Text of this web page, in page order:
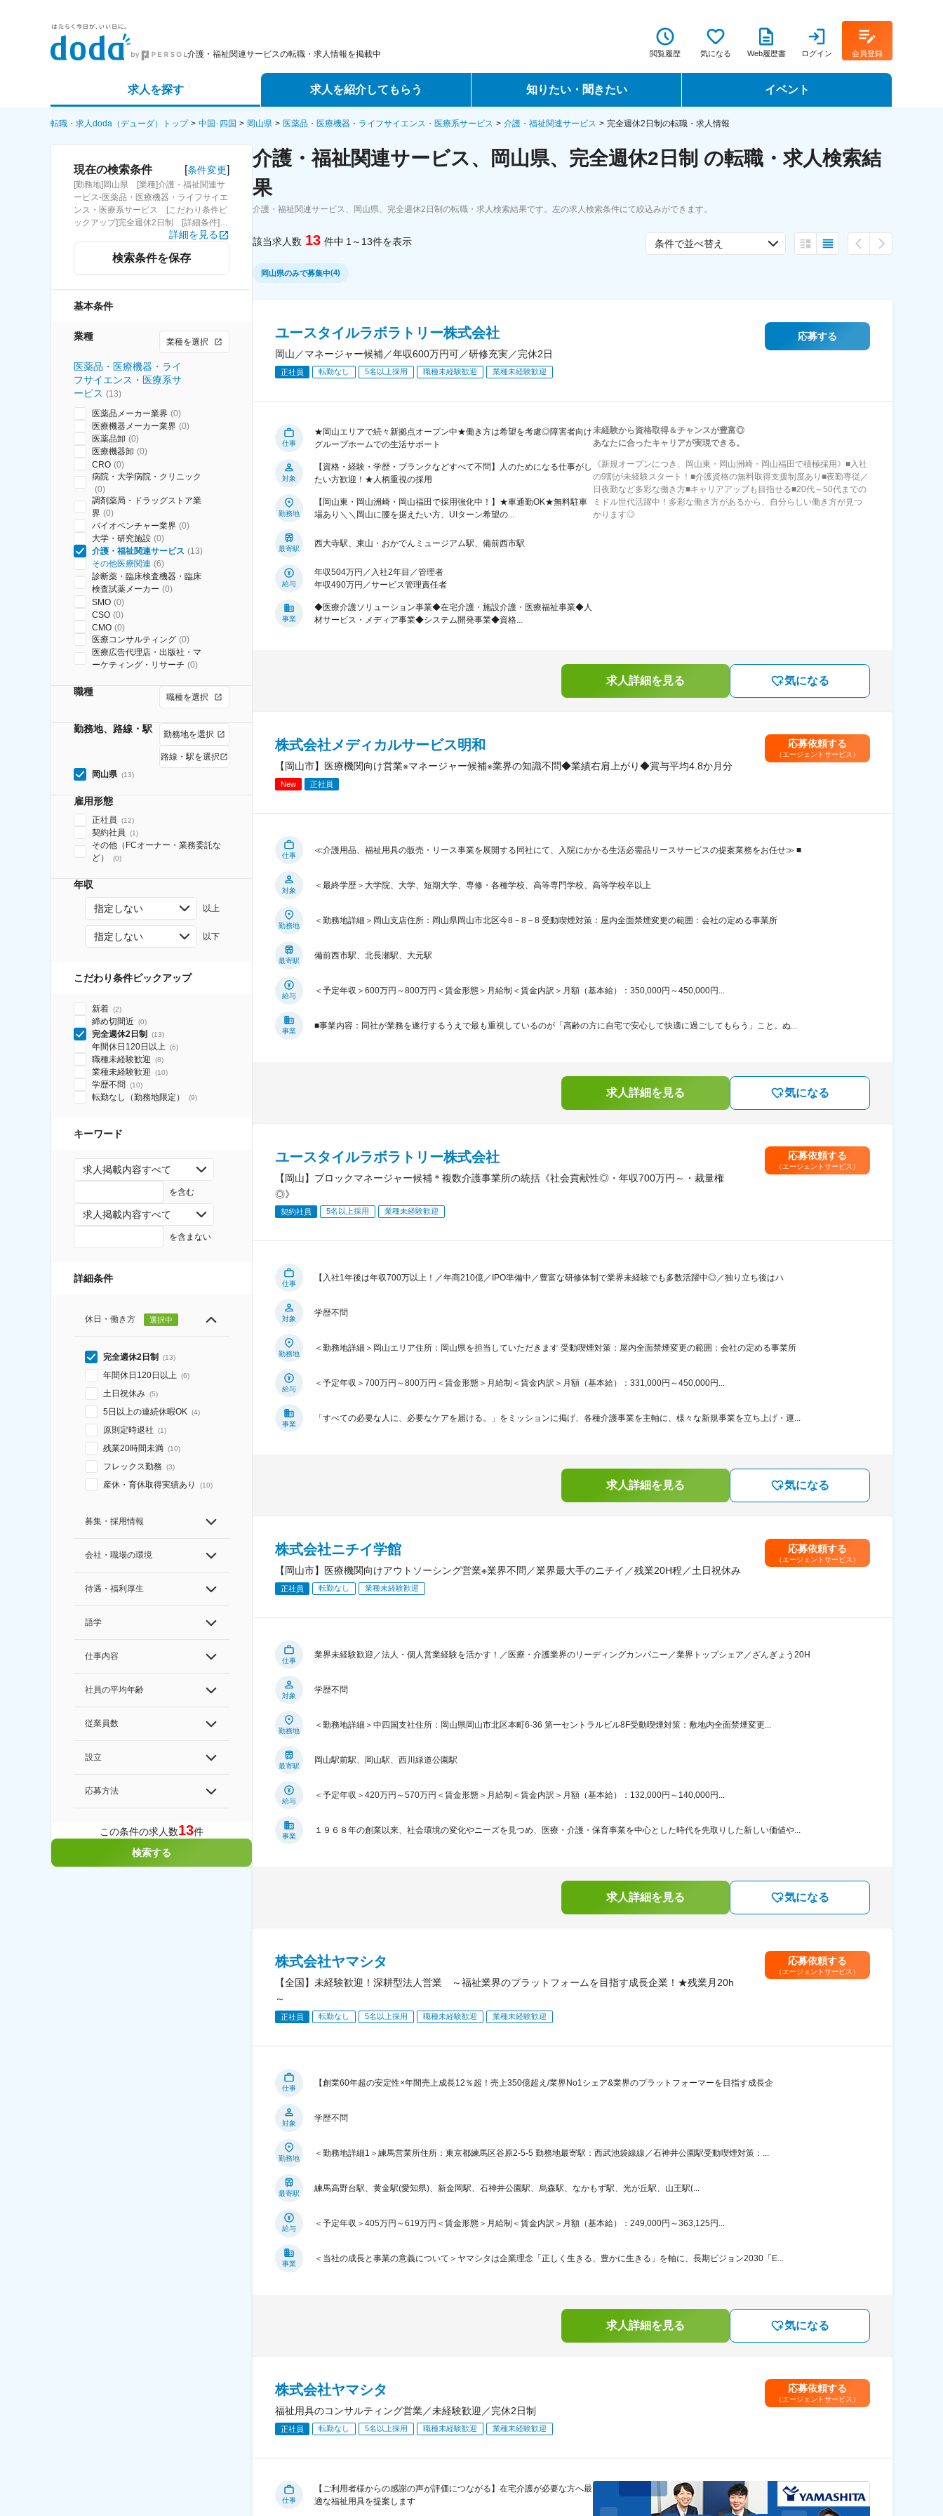
介護・福祉関連サービスの転職・求人情報を掲載中 閲覧履歴 気になる Web履歴書 ログイン 会員登録
求人を探す
詳細条件から探す
求人特集から探す
求人を紹介してもらう
エージェントサービス
スカウトサービス
知りたい・聞きたい
転職ノウハウ
データで見る転職
イベント
転職イベント・転職セミナー
転職フェア
転職・求人doda（デューダ）トップ 中国･四国 岡山県 医薬品・医療機器・ライフサイエンス・医療系サービス 介護・福祉関連サービス 完全週休2日制の転職・求人情報
現在の検索条件 [条件変更]
[勤務地]岡山県 [業種]介護・福祉関連サ
ービス-医薬品・医療機器・ライフサイエ
ンス・医療系サービス [こだわり条件ピ
ックアップ]完全週休2日制 [詳細条件]
(休日・働き方)完全週休2日制詳細を見る
検索条件を保存
基本条件
業種 業種を選択
医薬品・医療機器・ライ
フサイエンス・医療系サ
ービス (13)
医薬品メーカー業界 (0)
医療機器メーカー業界 (0)
医薬品卸 (0)
医療機器卸 (0)
CRO (0)
病院・大学病院・クリニック
(0)
調剤薬局・ドラッグストア業
界 (0)
バイオベンチャー業界 (0)
大学・研究施設 (0)
介護・福祉関連サービス (13)
その他医療関連 (6)
診断薬・臨床検査機器・臨床
検査試薬メーカー (0)
SMO (0)
CSO (0)
CMO (0)
医療コンサルティング (0)
医療広告代理店・出版社・マ
ーケティング・リサーチ (0)
職種 職種を選択
勤務地、路線・駅 勤務地を選択
路線・駅を選択
岡山県 (13)
雇用形態
正社員 (12)
契約社員 (1)
その他（FCオーナー・業務委託な
ど）
(0)
年収
指定しない 以上
指定しない 以下
こだわり条件ピックアップ
新着 (2)
締め切間近 (0)
完全週休2日制 (13)
年間休日120日以上 (6)
職種未経験歓迎 (8)
業種未経験歓迎 (10)
学歴不問 (10)
転勤なし（勤務地限定） (9)
キーワード
求人掲載内容すべて
を含む
求人掲載内容すべて
を含まない
詳細条件
休日・働き方 選択中
完全週休2日制 (13)
年間休日120日以上 (6)
土日祝休み (5)
5日以上の連続休暇OK (4)
原則定時退社 (1)
残業20時間未満 (10)
フレックス勤務 (3)
産休・育休取得実績あり (10)
募集・採用情報
会社・職場の環境
待遇・福利厚生
語学
仕事内容
社員の平均年齢
従業員数
設立
応募方法
この条件の求人数13件
検索する
介護・福祉関連サービス、岡山県、完全週休2日制 の転職・求人検索結
果
介護・福祉関連サービス、岡山県、完全週休2日制の転職・求人検索結果です。左の求人検索条件にて絞込みができます。
該当求人数 13 件中 1～13件を表示 条件で並べ替え
岡山県のみで募集中(4)
ユースタイルラボラトリー株式会社
岡山／マネージャー候補／年収600万円可／研修充実／完休2日
正社員 転勤なし 5名以上採用 職種未経験歓迎 業種未経験歓迎
応募する
仕事
★岡山エリアで続々新拠点オープン中★働き方は希望を考慮◎障害者向け
グループホームでの生活サポート
対象
【資格・経験・学歴・ブランクなどすべて不問】人のためになる仕事がし
たい方歓迎！★人柄重視の採用
勤務地
【岡山東・岡山洲崎・岡山福田で採用強化中！】★車通勤OK★無料駐車
場あり＼＼岡山に腰を据えたい方、UIターン希望の...
最寄駅
西大寺駅、東山・おかでんミュージアム駅、備前西市駅
給与
年収504万円／入社2年目／管理者
年収490万円／サービス管理責任者
事業
◆医療介護ソリューション事業◆在宅介護・施設介護・医療福祉事業◆人
材サービス・メディア事業◆システム開発事業◆資格...
未経験から資格取得＆チャンスが豊富◎
あなたに合ったキャリアが実現できる。
《新規オープンにつき、岡山東・岡山洲崎・岡山福田で積極採用》■入社
の9割が未経験スタート！■介護資格の無料取得支援制度あり■夜勤専従／
日夜勤など多彩な働き方■キャリアアップも目指せる■20代～50代までの
ミドル世代活躍中！多彩な働き方があるから、自分らしい働き方が見つ
かります◎
求人詳細を見る 気になる
株式会社メディカルサービス明和
【岡山市】医療機関向け営業※マネージャー候補※業界の知識不問◆業績右肩上がり◆賞与平均4.8か月分
New 正社員
応募依頼する
（エージェントサービス）
仕事
≪介護用品、福祉用具の販売・リース事業を展開する同社にて、入院にかかる生活必需品リースサービスの提案業務をお任せ≫ ■
対象
＜最終学歴＞大学院、大学、短期大学、専修・各種学校、高等専門学校、高等学校卒以上
勤務地
＜勤務地詳細＞岡山支店住所：岡山県岡山市北区今8－8－8 受動喫煙対策：屋内全面禁煙変更の範囲：会社の定める事業所
最寄駅
備前西市駅、北長瀬駅、大元駅
給与
＜予定年収＞600万円～800万円＜賃金形態＞月給制＜賃金内訳＞月額（基本給）：350,000円～450,000円...
事業
■事業内容：同社が業務を遂行するうえで最も重視しているのが「高齢の方に自宅で安心して快適に過ごしてもらう」こと。ぬ...
求人詳細を見る 気になる
ユースタイルラボラトリー株式会社
【岡山】ブロックマネージャー候補＊複数介護事業所の統括《社会貢献性◎・年収700万円～・裁量権
◎》
契約社員 5名以上採用 業種未経験歓迎
応募依頼する
（エージェントサービス）
仕事
【入社1年後は年収700万以上！／年商210億／IPO準備中／豊富な研修体制で業界未経験でも多数活躍中◎／独り立ち後はハ
対象
学歴不問
勤務地
＜勤務地詳細＞岡山エリア住所：岡山県を担当していただきます 受動喫煙対策：屋内全面禁煙変更の範囲：会社の定める事業所
給与
＜予定年収＞700万円～800万円＜賃金形態＞月給制＜賃金内訳＞月額（基本給）：331,000円～450,000円...
事業
「すべての必要な人に、必要なケアを届ける。」をミッションに掲げ、各種介護事業を主軸に、様々な新規事業を立ち上げ・運...
求人詳細を見る 気になる
株式会社ニチイ学館
【岡山市】医療機関向けアウトソーシング営業※業界不問／業界最大手のニチイ／残業20H程／土日祝休み
正社員 転勤なし 業種未経験歓迎
応募依頼する
（エージェントサービス）
仕事
業界未経験歓迎／法人・個人営業経験を活かす！／医療・介護業界のリーディングカンパニー／業界トップシェア／ざんぎょう20H
対象
学歴不問
勤務地
＜勤務地詳細＞中四国支社住所：岡山県岡山市北区本町6-36 第一セントラルビル8F受動喫煙対策：敷地内全面禁煙変更...
最寄駅
岡山駅前駅、岡山駅、西川緑道公園駅
給与
＜予定年収＞420万円～570万円＜賃金形態＞月給制＜賃金内訳＞月額（基本給）：132,000円～140,000円...
事業
１９６８年の創業以来、社会環境の変化やニーズを見つめ、医療・介護・保育事業を中心とした時代を先取りした新しい価値や...
求人詳細を見る 気になる
株式会社ヤマシタ
【全国】未経験歓迎！深耕型法人営業 ～福祉業界のプラットフォームを目指す成長企業！★残業月20h
～
正社員 転勤なし 5名以上採用 職種未経験歓迎 業種未経験歓迎
応募依頼する
（エージェントサービス）
仕事
【創業60年超の安定性×年間売上成長12％超！売上350億超え/業界No1シェア&業界のプラットフォーマーを目指す成長企
対象
学歴不問
勤務地
＜勤務地詳細1＞練馬営業所住所：東京都練馬区谷原2-5-5 勤務地最寄駅：西武池袋線線／石神井公園駅受動喫煙対策：...
最寄駅
練馬高野台駅、黄金駅(愛知県)、新金岡駅、石神井公園駅、烏森駅、なかもず駅、光が丘駅、山王駅(...
給与
＜予定年収＞405万円～619万円＜賃金形態＞月給制＜賃金内訳＞月額（基本給）：249,000円～363,125円...
事業
＜当社の成長と事業の意義について＞ヤマシタは企業理念「正しく生きる、豊かに生きる」を軸に、長期ビジョン2030「E...
求人詳細を見る 気になる
株式会社ヤマシタ
福祉用具のコンサルティング営業／未経験歓迎／完休2日制
正社員 転勤なし 5名以上採用 職種未経験歓迎 業種未経験歓迎
応募依頼する
（エージェントサービス）
仕事
【ご利用者様からの感謝の声が評価につながる】在宅介護が必要な方へ最
適な福祉用具を提案します